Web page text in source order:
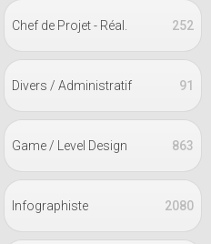
252
Chef de Projet - Réal.
91
Divers / Administratif
863
Game / Level Design
2080
Infographiste